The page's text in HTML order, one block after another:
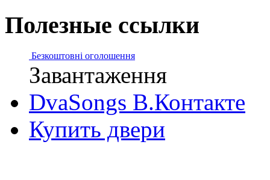
Полезные ссылки
Безкоштовні оголошення
Завантаження
DvaSongs В.Контакте
Купить двери